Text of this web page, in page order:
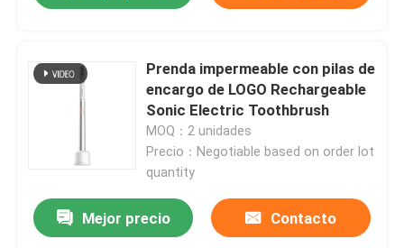
Control de calidad
Contacta con nosotros
Solicitar una cita
Cepillo de dientes eléctrico del cuidado oral
Cepillo de dientes eléctrico impermeable
Prenda impermeable con pilas de
encargo de LOGO Rechargeable
Sonic Electric Toothbrush
MOQ：2 unidades
Precio：Negotiable based on order lot
quantity
Mejor precio Contacto